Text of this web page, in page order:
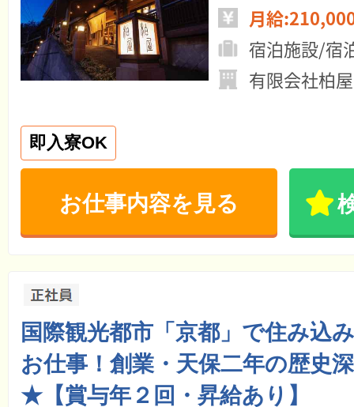
月給
宿泊施設/宿
有限会社柏
即入寮OK
お仕事内容を見る
国際観光都市「京都」で住み込
お仕事！創業・天保二年の歴史
★【賞与年２回・昇給あり】